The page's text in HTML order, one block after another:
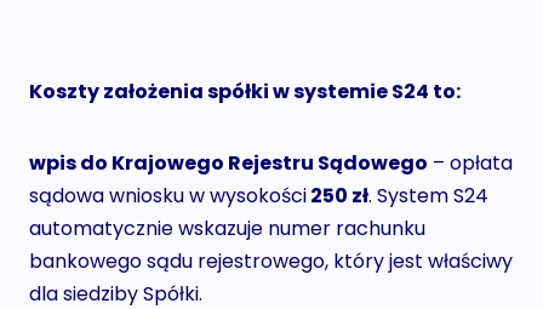
Koszty założenia spółki w systemie S24 to:
wpis do Krajowego Rejestru Sądowego – opłata
sądowa wniosku w wysokości250 zł. System S24
automatycznie wskazuje numer rachunku
bankowego sądu rejestrowego, który jest właściwy
dla siedziby Spółki.